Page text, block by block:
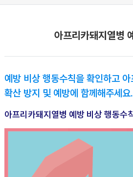
아프리카돼지열병
예방 비상 행동수칙을 확인하고
확산 방지 및 예방에 함께해주세요.
아프리카돼지열병 예방 비상 행동수